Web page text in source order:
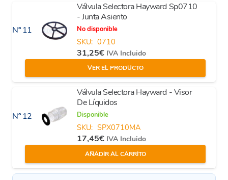
Nº 11
Válvula Selectora Hayward Sp0710
- Junta Asiento
No disponible
SKU: 0710
31,25€ IVA Incluido
VER EL PRODUCTO
Nº 12
Válvula Selectora Hayward - Visor
De Líquidos
Disponible
SKU: SPX0710MA
17,45€ IVA Incluido
AÑADIR AL CARRITO